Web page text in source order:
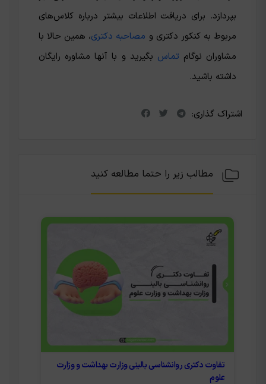
بپردازد. برای دریافت اطلاعات بیشتر درباره کلاس‌های
مربوط به کنکور دکتری و مصاحبه دکتری، همین حالا با
مشاوران نوگام تماس بگیرید و با آنها مشاوره رایگان
داشته باشید.
اشتراک گذاری:
مطالب زیر را حتما مطالعه کنید
با دکتری روانشناسی چکار میشه کرد؟